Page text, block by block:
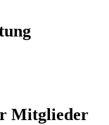
Mitglieder